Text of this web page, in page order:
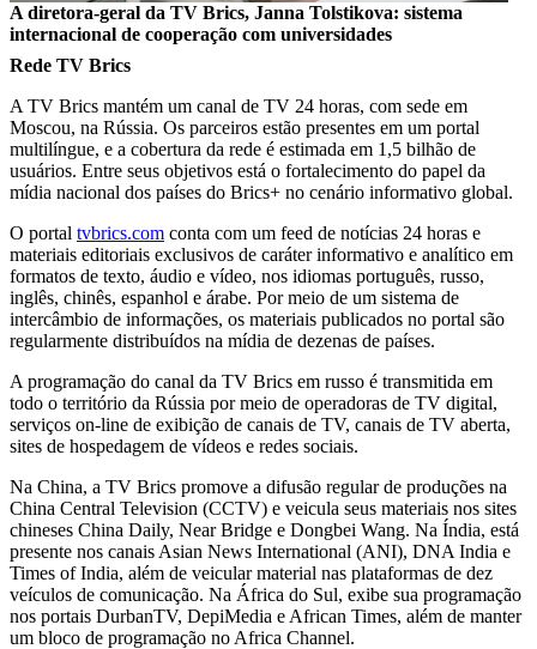
A diretora-geral da TV Brics, Janna Tolstikova: sistema
internacional de cooperação com universidades
Rede TV Brics
A TV Brics mantém um canal de TV 24 horas, com sede em
Moscou, na Rússia. Os parceiros estão presentes em um portal
multilíngue, e a cobertura da rede é estimada em 1,5 bilhão de
usuários. Entre seus objetivos está o fortalecimento do papel da
mídia nacional dos países do Brics+ no cenário informativo global.
O portal tvbrics.com conta com um feed de notícias 24 horas e
materiais editoriais exclusivos de caráter informativo e analítico em
formatos de texto, áudio e vídeo, nos idiomas português, russo,
inglês, chinês, espanhol e árabe. Por meio de um sistema de
intercâmbio de informações, os materiais publicados no portal são
regularmente distribuídos na mídia de dezenas de países.
A programação do canal da TV Brics em russo é transmitida em
todo o território da Rússia por meio de operadoras de TV digital,
serviços on-line de exibição de canais de TV, canais de TV aberta,
sites de hospedagem de vídeos e redes sociais.
Na China, a TV Brics promove a difusão regular de produções na
China Central Television (CCTV) e veicula seus materiais nos sites
chineses China Daily, Near Bridge e Dongbei Wang. Na Índia, está
presente nos canais Asian News International (ANI), DNA India e
Times of India, além de veicular material nas plataformas de dez
veículos de comunicação. Na África do Sul, exibe sua programação
nos portais DurbanTV, DepiMedia e African Times, além de manter
um bloco de programação no Africa Channel.